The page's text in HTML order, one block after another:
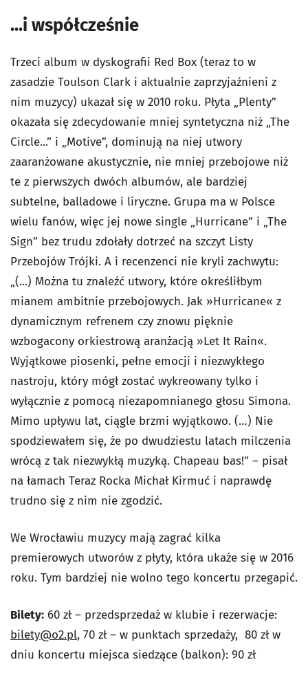
...i współcześnie
Trzeci album w dyskografii Red Box (teraz to w
zasadzie Toulson Clark i aktualnie zaprzyjaźnieni z
nim muzycy) ukazał się w 2010 roku. Płyta „Plenty”
okazała się zdecydowanie mniej syntetyczna niż „The
Circle...” i „Motive”, dominują na niej utwory
zaaranżowane akustycznie, nie mniej przebojowe niż
te z pierwszych dwóch albumów, ale bardziej
subtelne, balladowe i liryczne. Grupa ma w Polsce
wielu fanów, więc jej nowe single „Hurricane” i „The
Sign” bez trudu zdołały dotrzeć na szczyt Listy
Przebojów Trójki. A i recenzenci nie kryli zachwytu:
„(...) Można tu znaleźć utwory, które określiłbym
mianem ambitnie przebojowych. Jak »Hurricane« z
dynamicznym refrenem czy znowu pięknie
wzbogacony orkiestrową aranżacją »Let It Rain«.
Wyjątkowe piosenki, pełne emocji i niezwykłego
nastroju, który mógł zostać wykreowany tylko i
wyłącznie z pomocą niezapomnianego głosu Simona.
Mimo upływu lat, ciągle brzmi wyjątkowo. (…) Nie
spodziewałem się, że po dwudziestu latach milczenia
wrócą z tak niezwykłą muzyką. Chapeau bas!” – pisał
na łamach Teraz Rocka Michał Kirmuć i naprawdę
trudno się z nim nie zgodzić.
We Wrocławiu muzycy mają zagrać kilka
premierowych utworów z płyty, która ukaże się w 2016
roku. Tym bardziej nie wolno tego koncertu przegapić.
Bilety: 60 zł – przedsprzedaż w klubie i rezerwacje:
bilety@o2.pl, 70 zł – w punktach sprzedaży, 80 zł w
dniu koncertu miejsca siedzące (balkon): 90 zł